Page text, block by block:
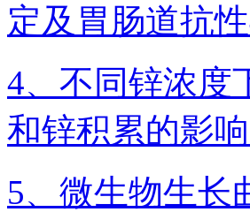
定及胃肠道抗
4、不同锌浓度
和锌积累的影响
5、微生物生长